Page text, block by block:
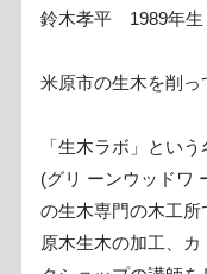
鈴木孝平 1989年生
米原市の生木を削っ
「生木ラボ」とい
(グリ ーンウッドワ
の生木専門の木工所
原木生木の加工、